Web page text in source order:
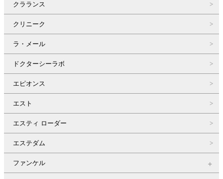
クラランス
クリニーク
ラ・メール
ドクターシーラボ
エピオンス
エスト
エスティ ローダー
エステダム
ファンケル